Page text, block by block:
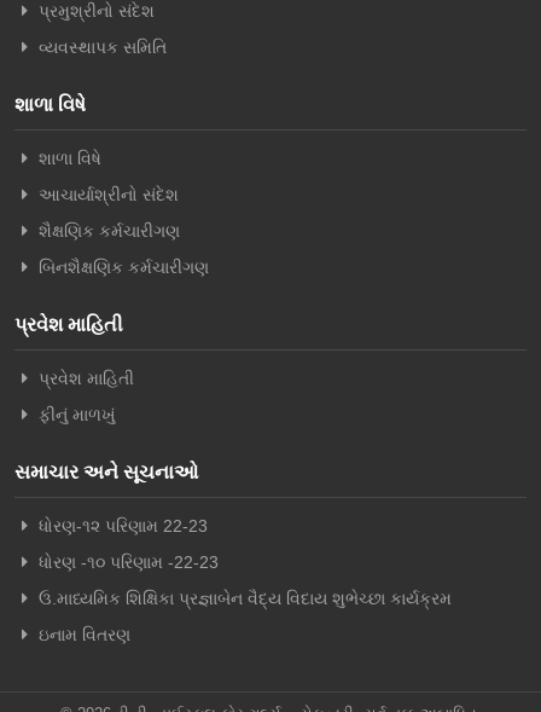
પ્રમુશ્રીનો સંદેશ
વ્યવસ્થાપક સમિતિ
શાળા વિષે
શાળા વિષે
આચાર્યાશ્રીનો સંદેશ
શૈક્ષણિક કર્મચારીગણ
બિનશૈક્ષણિક કર્મચારીગણ
પ્રવેશ માહિતી
પ્રવેશ માહિતી
ફીનું માળખું
સમાચાર અને સૂચનાઓ
ધોરણ-૧૨ પરિણામ 22-23
ધોરણ -૧૦ પરિણામ -22-23
ઉ.માધ્યમિક શિક્ષિકા પ્રજ્ઞાબેન વૈદ્ય વિદાય શુભેચ્છા કાર્યક્રમ
ઇનામ વિતરણ